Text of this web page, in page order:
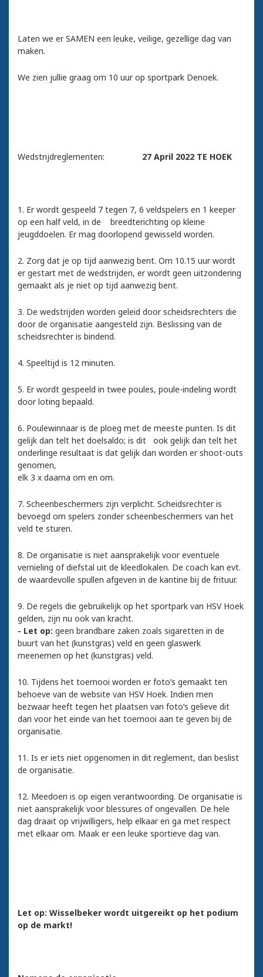
Laten we er SAMEN een leuke, veilige, gezellige dag van
maken.
We zien jullie graag om 10 uur op sportpark Denoek.
Wedstrijdreglementen: 27 April 2022 TE HOEK
1. Er wordt gespeeld 7 tegen 7, 6 veldspelers en 1 keeper
op een half veld, in de breedterichting op kleine
jeugddoelen. Er mag doorlopend gewisseld worden.
2. Zorg dat je op tijd aanwezig bent. Om 10.15 uur wordt
er gestart met de wedstrijden, er wordt geen uitzondering
gemaakt als je niet op tijd aanwezig bent.
3. De wedstrijden worden geleid door scheidsrechters die
door de organisatie aangesteld zijn. Beslissing van de
scheidsrechter is bindend.
4. Speeltijd is 12 minuten.
5. Er wordt gespeeld in twee poules, poule-indeling wordt
door loting bepaald.
6. Poulewinnaar is de ploeg met de meeste punten. Is dit
gelijk dan telt het doelsaldo; is dit ook gelijk dan telt het
onderlinge resultaat is dat gelijk dan worden er shoot-outs
genomen,
elk 3 x daarna om en om.
7. Scheenbeschermers zijn verplicht. Scheidsrechter is
bevoegd om spelers zonder scheenbeschermers van het
veld te sturen.
8. De organisatie is niet aansprakelijk voor eventuele
vernieling of diefstal uit de kleedlokalen. De coach kan evt.
de waardevolle spullen afgeven in de kantine bij de frituur.
9. De regels die gebruikelijk op het sportpark van HSV Hoek
gelden, zijn nu ook van kracht.
- Let op: geen brandbare zaken zoals sigaretten in de
buurt van het (kunstgras) veld en geen glaswerk
meenemen op het (kunstgras) veld.
10. Tijdens het toernooi worden er foto’s gemaakt ten
behoeve van de website van HSV Hoek. Indien men
bezwaar heeft tegen het plaatsen van foto’s gelieve dit
dan voor het einde van het toernooi aan te geven bij de
organisatie.
11. Is er iets niet opgenomen in dit reglement, dan beslist
de organisatie.
12. Meedoen is op eigen verantwoording. De organisatie is
niet aansprakelijk voor blessures of ongevallen. De hele
dag draait op vrijwilligers, help elkaar en ga met respect
met elkaar om. Maak er een leuke sportieve dag van.
Let op: Wisselbeker wordt uitgereikt op het podium
op de markt!